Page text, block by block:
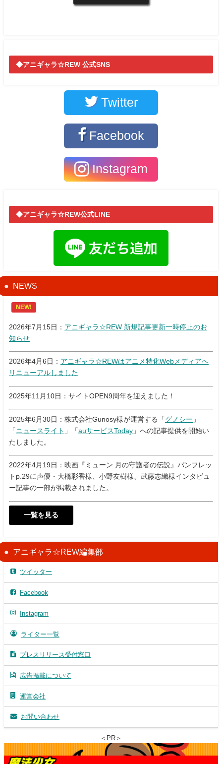
◆アニギャラ☆REW 公式SNS
Twitter
Facebook
Instagram
◆アニギャラ☆REW公式LINE
NEWS
NEW!
2026年7月15日： アニギャラ☆REW 新規記事更新一時停止のお
知らせ
2026年4月6日： アニギャラ☆REWはアニメ特化Webメディアへ
リニューアルしました
2025年11月10日：サイトOPEN9周年を迎えました！
2025年6月30日：株式会社Gunosy様が運営する「 グノシー 」
「 ニュースライト 」「auサービスToday 」への記事提供を開始い
たしました。
2022年4月19日：映画『ミューン 月の守護者の伝説』パンフレッ
トp.29に声優・大橋彩香様、小野友樹様、武藤志織様インタビュ
ー記事の一部が掲載されました。
一覧を見る
アニギャラ☆REW編集部
ツイッター
Facebook
Instagram
ライター一覧
プレスリリース受付窓口
広告掲載について
運営会社
お問い合わせ
＜PR＞